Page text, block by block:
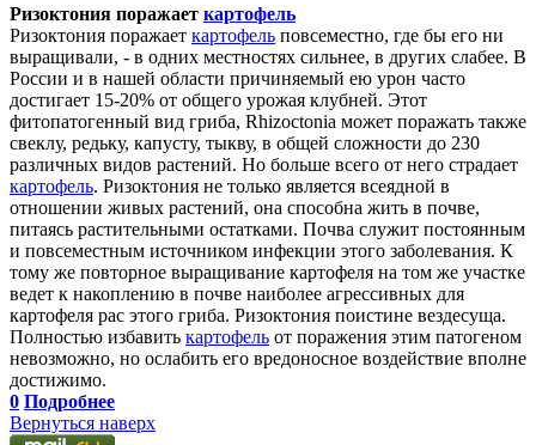
Ризоктония поражает картофель
Ризоктония поражает картофель повсеместно, где бы его ни
выращивали, - в одних местностях сильнее, в других слабее. В
России и в нашей области причиняемый ею урон часто
достигает 15-20% от общего урожая клубней. Этот
фитопатогенный вид гриба, Rhizoctonia может поражать также
свеклу, редьку, капусту, тыкву, в общей сложности до 230
различных видов растений. Но больше всего от него страдает
картофель. Ризоктония не только является всеядной в
отношении живых растений, она способна жить в почве,
питаясь растительными остатками. Почва служит постоянным
и повсеместным источником инфекции этого заболевания. К
тому же повторное выращивание картофеля на том же участке
ведет к накоплению в почве наиболее агрессивных для
картофеля рас этого гриба. Ризоктония поистине вездесуща.
Полностью избавить картофель от поражения этим патогеном
невозможно, но ослабить его вредоносное воздействие вполне
достижимо.
0 Подробнее
Вернуться наверх